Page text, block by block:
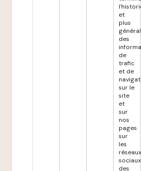
et
plus
des
de
trafic
et de
sur le
site
et
sur
nos
pages
sur
les
réseaux
des